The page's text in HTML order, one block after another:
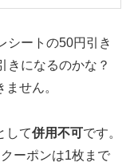
シートの50円引き
きになるのかな？
せん。
して併用不可です。
ーポンは1枚まで